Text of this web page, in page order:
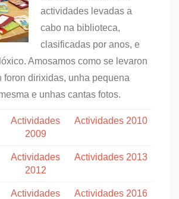
actividades levadas a
cabo na biblioteca,
clasificadas por anos, e
Amosamos como se levaron
foron dirixidas, unha pequena
e unhas cantas fotos.
Actividades
2009
Actividades 2010
Actividades
2012
Actividades 2013
Actividades
Actividades 2016